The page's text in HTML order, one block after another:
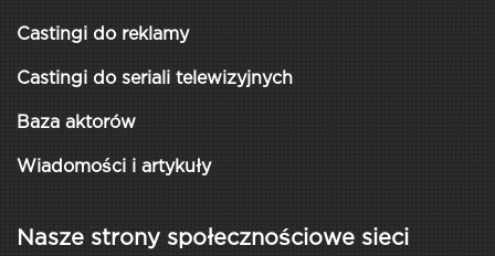
Castingi do reklamy
Castingi do seriali telewizyjnych
Baza aktorów
Wiadomości i artykuły
Nasze strony społecznościowe sieci